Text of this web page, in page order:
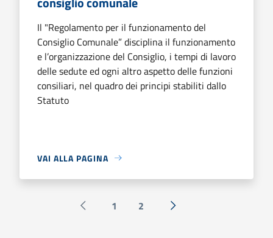
Il "Regolamento per il funzionamento del
Consiglio Comunale” disciplina il funzionamento
e l’organizzazione del Consiglio, i tempi di lavoro
delle sedute ed ogni altro aspetto delle funzioni
consiliari, nel quadro dei principi stabiliti dallo
Statuto
VAI ALLA PAGINA
Pagina precedente
1 2 Successiva »